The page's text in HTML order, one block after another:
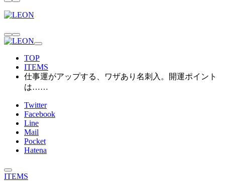
TOP
ITEMS
仕事運がアップする、ワザあり名刺入。開運ポイント
は……
Twitter
Facebook
Line
Mail
Pocket
Hatena
ITEMS